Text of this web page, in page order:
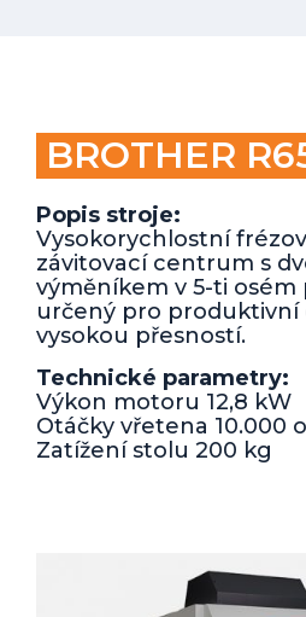
BROTHER
Popis stroje:
Vysokorychlostní
závitovací centrum s
výměníkem v 5-ti
určený pro produktivní
vysokou přesností.
Technické parametry:
Výkon motoru 12,8 kW
Otáčky vřetena 10.000
Zatížení stolu 200 kg